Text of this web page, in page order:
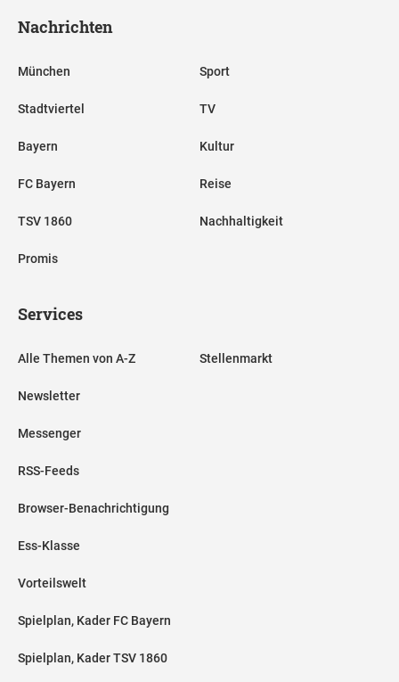
Nachrichten
München
Stadtviertel
Bayern
FC Bayern
TSV 1860
Promis
Sport
TV
Kultur
Reise
Nachhaltigkeit
Services
Alle Themen von A-Z
Newsletter
Messenger
RSS-Feeds
Browser-Benachrichtigung
Ess-Klasse
Vorteilswelt
Spielplan, Kader FC Bayern
Spielplan, Kader TSV 1860
Stellenmarkt